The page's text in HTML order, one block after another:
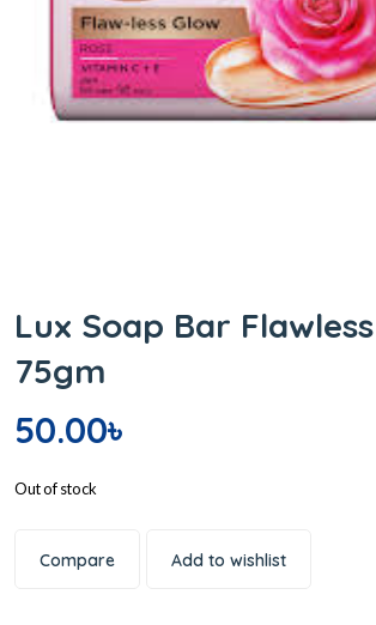
Lux Soap Bar
75gm
50.00৳
Out of stock
Compare Add to wishlist